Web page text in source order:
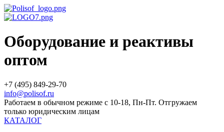
Оборудование и реактивы
оптом
+7 (495) 849-29-70
info@polisof.ru
Работаем в обычном режиме с 10-18, Пн-Пт. Отгружаем
только юридическим лицам
КАТАЛОГ